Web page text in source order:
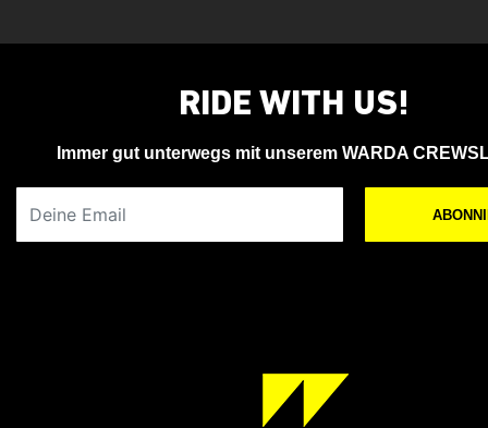
RIDE WITH US!
Immer gut unterwegs mit unserem WARDA